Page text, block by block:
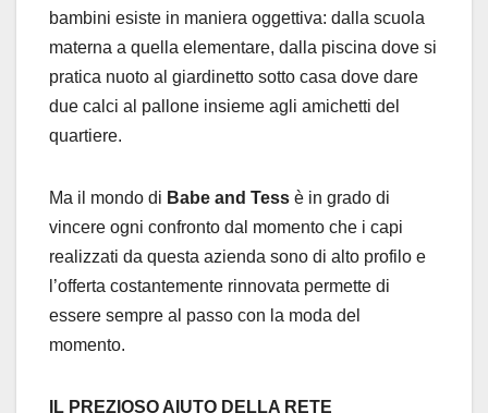
bambini esiste in maniera oggettiva: dalla scuola
materna a quella elementare, dalla piscina dove si
pratica nuoto al giardinetto sotto casa dove dare
due calci al pallone insieme agli amichetti del
quartiere.
Ma il mondo di Babe and Tess è in grado di
vincere ogni confronto dal momento che i capi
realizzati da questa azienda sono di alto profilo e
l’offerta costantemente rinnovata permette di
essere sempre al passo con la moda del
momento.
IL PREZIOSO AIUTO DELLA RETE